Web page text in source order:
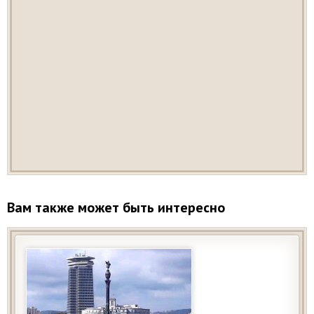
Вам также может быть интересно